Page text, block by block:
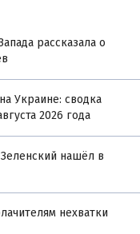
рассказала о
Украине: сводка
2026 года
нашёл в
нехватки